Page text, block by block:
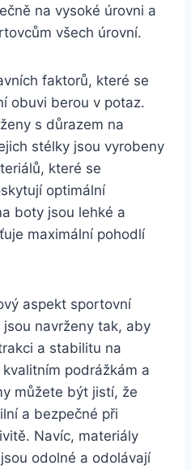
​na vysoké úrovni a
všech úrovní.
faktorů, které se
obuvi berou v ‍potaz.
s důrazem na
stélky jsou vyrobeny​
které se
optimální
boty jsou lehké a‍
maximální pohodlí
aspekt sportovní
navrženy tak, aby
a stabilitu na
podrážkám‌ a
můžete být jistí, že
a bezpečné při
Navíc, materiály
odolné a odolávají⁣